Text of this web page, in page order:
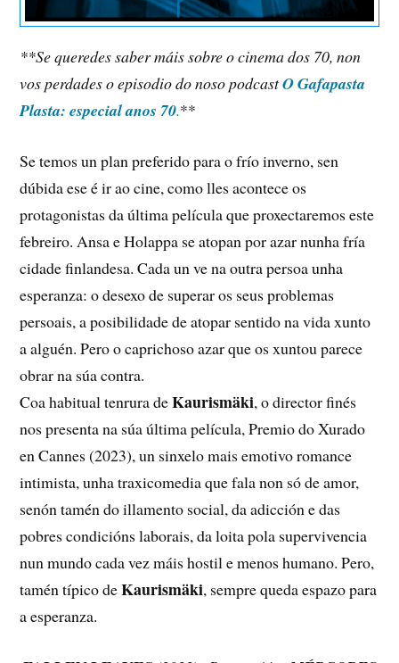
**Se queredes saber máis sobre o cinema dos 70, non
vos perdades o episodio do noso podcastO Gafapasta
Plasta: especial anos 70.**
Se temos un plan preferido para o frío inverno, sen
dúbida ese é ir ao cine, como lles acontece os
protagonistas da última película que proxectaremos este
febreiro. Ansa e Holappa se atopan por azar nunha fría
cidade finlandesa. Cada un ve na outra persoa unha
esperanza: o desexo de superar os seus problemas
persoais, a posibilidade de atopar sentido na vida xunto
a alguén. Pero o caprichoso azar que os xuntou parece
obrar na súa contra.
Coa habitual tenrura deKaurismäki, o director finés
nos presenta na súa última película, Premio do Xurado
en Cannes (2023), un sinxelo mais emotivo romance
intimista, unha traxicomedia que fala non só de amor,
senón tamén do illamento social, da adicción e das
pobres condicións laborais, da loita pola supervivencia
nun mundo cada vez máis hostil e menos humano. Pero,
tamén típico deKaurismäki, sempre queda espazo para
a esperanza.